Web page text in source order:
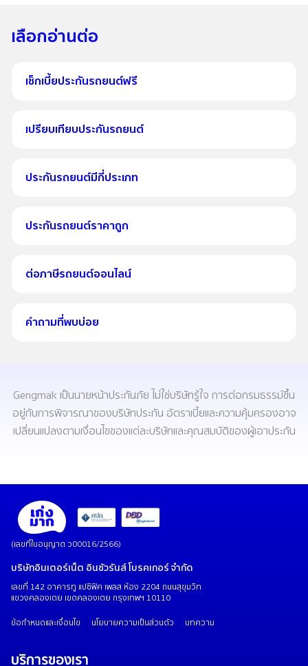
เลือกอ่านต่อ
เช็กเบี้ยประกันรถยนต์ฟรี
เปรียบเทียบประกันรถยนต์
ประกันรถยนต์มีกี่ประเภท
ประกันรถยนต์ราคาถูก
ต่อภาษีรถยนต์ออนไลน์
คำถามที่พบบ่อย
Gengmak เป็นนายหน้าประกันภัย ไม่ใช่บริษัทรู้ใจ การต่อกรมธรรม์ขึ้น
อยู่กับการพิจารณาของบริษัทประกัน อัตราเบี้ยและความคุ้มครองอาจ
เปลี่ยนแปลงตามเงื่อนไขของแต่ละบริษัทและคุณสมบัติของผู้เอาประกัน
(เลขที่ใบอนุญาต ว00016/2566)
บริษัทอินเตอร์เน็ต อินชัวรันส์ โบรคเกอร์ จำกัด
เลขที่ 142 อาคารทู แปซิฟิค เพลส ห้อง 2204 ถนนสุขุมวิท
แขวงคลองเตย เขตคลองเตย กรุงเทพฯ 10110
ข้อกำหนดและเงื่อนไข
นโยบายความเป็นส่วนตัว บทความ
บริการของเรา